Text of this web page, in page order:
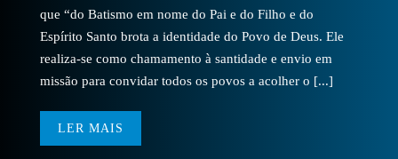
que “do Batismo em nome do Pai e do Filho e do
Espírito Santo brota a identidade do Povo de Deus. Ele
realiza-se como chamamento à santidade e envio em
missão para convidar todos os povos a acolher o [...]
LER MAIS